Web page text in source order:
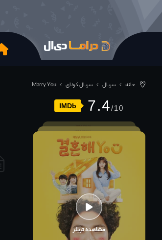
خانه سریال سریال کره ای Marry You
IMDb 7.4
مشاهده تریلر